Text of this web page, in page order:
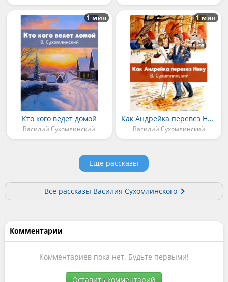
Кто кого ведет домой
Василий Сухомлинский
1 мин
Как Андрейка перевез Нину
Василий Сухомлинский
1 мин
Еще рассказы
Все рассказы Василия Сухомлинского
Комментарии
Комментариев пока нет. Будьте первыми!
Оставить комментарий